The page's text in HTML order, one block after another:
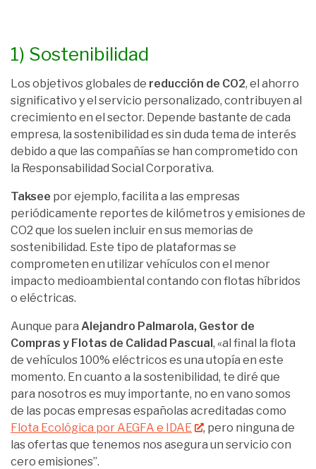
1) Sostenibilidad
Los objetivos globales de reducción de CO2, el ahorro
significativo y el servicio personalizado, contribuyen al
crecimiento en el sector. Depende bastante de cada
empresa, la sostenibilidad es sin duda tema de interés
debido a que las compañías se han comprometido con
la Responsabilidad Social Corporativa.
Taksee por ejemplo, facilita a las empresas
periódicamente reportes de kilómetros y emisiones de
CO2 que los suelen incluir en sus memorias de
sostenibilidad. Este tipo de plataformas se
comprometen en utilizar vehículos con el menor
impacto medioambiental contando con flotas híbridos
o eléctricas.
Aunque para Alejandro Palmarola, Gestor de
Compras y Flotas de Calidad Pascual, «al final la flota
de vehículos 100% eléctricos es una utopía en este
momento. En cuanto a la sostenibilidad, te diré que
para nosotros es muy importante, no en vano somos
de las pocas empresas españolas acreditadas como
Flota Ecológica por AEGFA e IDAE
, pero ninguna de
las ofertas que tenemos nos asegura un servicio con
cero emisiones”.